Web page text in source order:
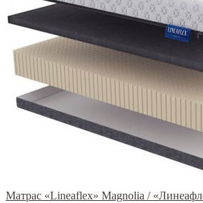
Матрас «Lineaflex» Magnolia /